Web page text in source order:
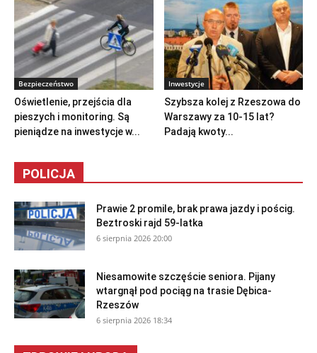
Bezpieczeństwo
Oświetlenie, przejścia dla
pieszych i monitoring. Są
pieniądze na inwestycje w...
Inwestycje
Szybsza kolej z Rzeszowa do
Warszawy za 10-15 lat?
Padają kwoty...
POLICJA
Prawie 2 promile, brak prawa jazdy i pościg.
Beztroski rajd 59-latka
6 sierpnia 2026 20:00
Niesamowite szczęście seniora. Pijany
wtargnął pod pociąg na trasie Dębica-
Rzeszów
6 sierpnia 2026 18:34